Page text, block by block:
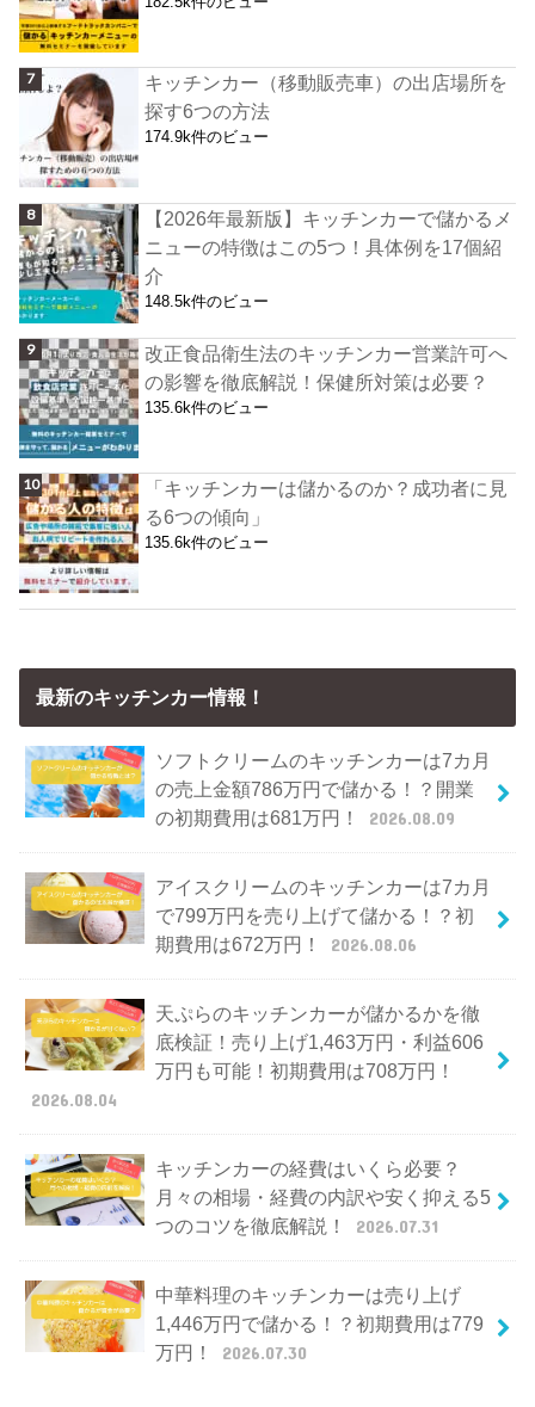
キッチンカー（移動販売車）の出店場所を
探す6つの方法
174.9k件のビュー
【2026年最新版】キッチンカーで儲かるメ
ニューの特徴はこの5つ！具体例を17個紹
介
148.5k件のビュー
改正食品衛生法のキッチンカー営業許可へ
の影響を徹底解説！保健所対策は必要？
135.6k件のビュー
「キッチンカーは儲かるのか？成功者に見
る6つの傾向」
135.6k件のビュー
最新のキッチンカー情報！
ソフトクリームのキッチンカーは7カ月
の売上金額786万円で儲かる！？開業
の初期費用は681万円！
2026.08.09
アイスクリームのキッチンカーは7カ月
で799万円を売り上げて儲かる！？初
期費用は672万円！
2026.08.06
天ぷらのキッチンカーが儲かるかを徹
底検証！売り上げ1,463万円・利益606
万円も可能！初期費用は708万円！
2026.08.04
キッチンカーの経費はいくら必要？
月々の相場・経費の内訳や安く抑える5
つのコツを徹底解説！
2026.07.31
中華料理のキッチンカーは売り上げ
1,446万円で儲かる！？初期費用は779
万円！
2026.07.30